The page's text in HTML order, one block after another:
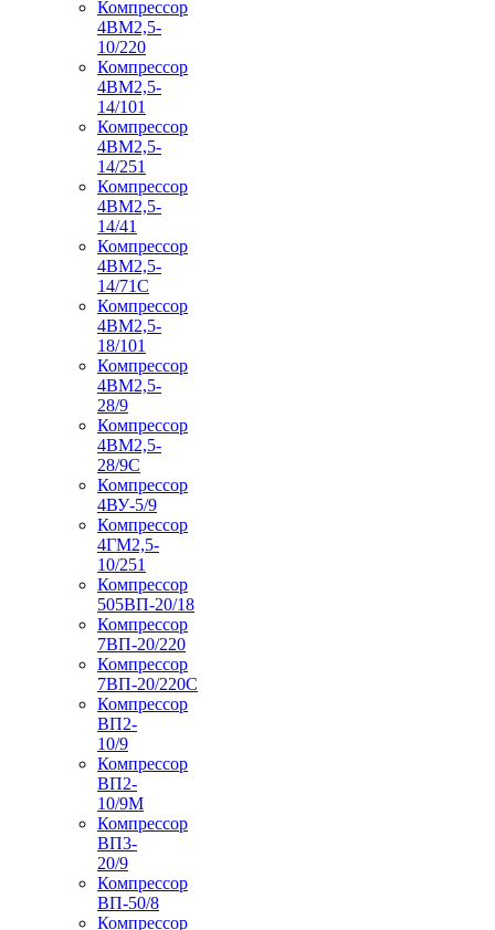
Компрессор
4ВМ2,5-
10/220
Компрессор
4ВМ2,5-
14/101
Компрессор
4ВМ2,5-
14/251
Компрессор
4ВМ2,5-
14/41
Компрессор
4ВМ2,5-
14/71C
Компрессор
4ВМ2,5-
18/101
Компрессор
4ВМ2,5-
28/9
Компрессор
4ВМ2,5-
28/9С
Компрессор
4ВУ-5/9
Компрессор
4ГМ2,5-
10/251
Компрессор
505ВП-20/18
Компрессор
7ВП-20/220
Компрессор
7ВП-20/220С
Компрессор
ВП2-
10/9
Компрессор
ВП2-
10/9М
Компрессор
ВП3-
20/9
Компрессор
ВП-50/8
Компрессор